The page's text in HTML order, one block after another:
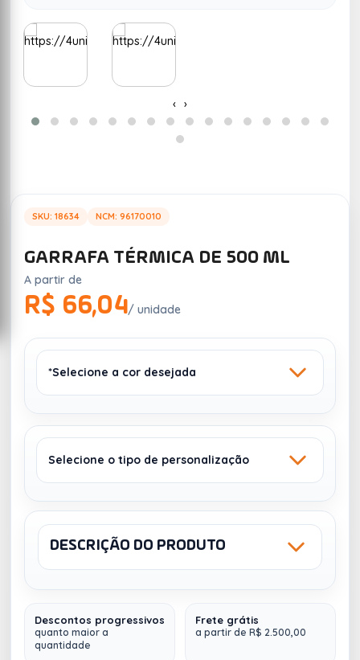
‹ ›
SKU: 18634 NCM: 96170010
GARRAFA TÉRMICA DE 500 ML
A partir de
R$ 66,04/ unidade
*Selecione a cor desejada
1709 242
Selecione o tipo de personalização
DESCRIÇÃO DO PRODUTO
Garrafa Térmica Inox 500ml Tampa plástica com
alça para transporte e botão de acionamento
Descontos progressivos
quanto maior a
quantidade
Frete grátis
a partir de R$ 2.500,00